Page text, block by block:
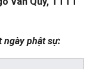
ngày phật sự: